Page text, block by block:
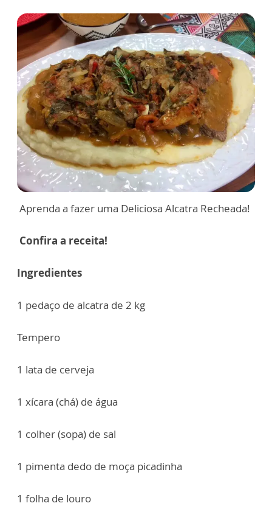
Aprenda a fazer uma Deliciosa Alcatra Recheada!
Confira a receita!
Ingredientes
1 pedaço de alcatra de 2 kg
Tempero
1 lata de cerveja
1 xícara (chá) de água
1 colher (sopa) de sal
1 pimenta dedo de moça picadinha
1 folha de louro